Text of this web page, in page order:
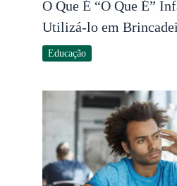
O Que É “O Que É”
Utilizá-lo em
Educação